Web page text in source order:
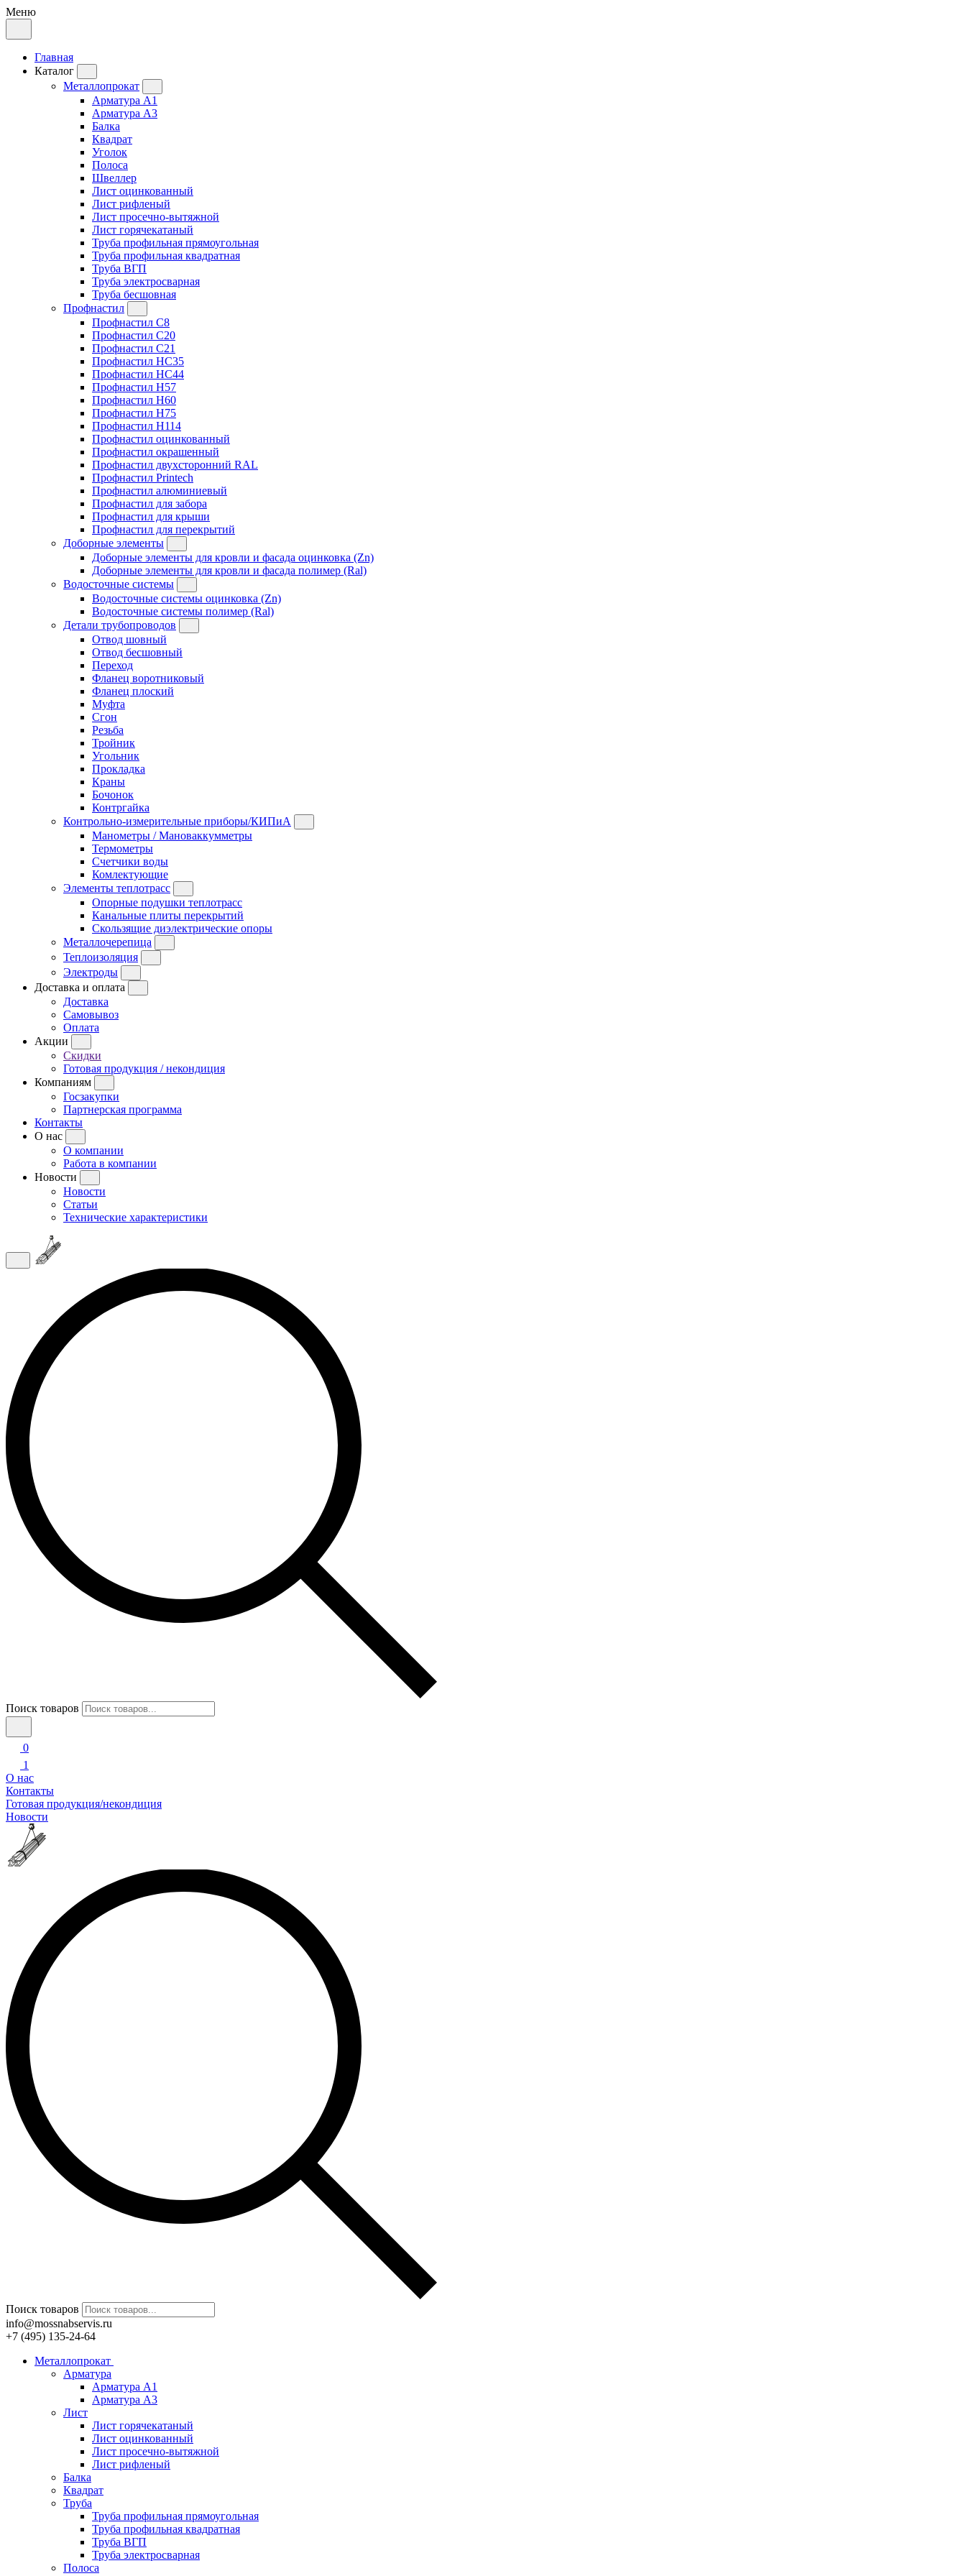
Меню
Главная
Каталог
Металлопрокат
Арматура А1
Арматура А3
Балка
Квадрат
Уголок
Полоса
Швеллер
Лист оцинкованный
Лист рифленый
Лист просечно-вытяжной
Лист горячекатаный
Труба профильная прямоугольная
Труба профильная квадратная
Труба ВГП
Труба электросварная
Труба бесшовная
Профнастил
Профнастил C8
Профнастил C20
Профнастил C21
Профнастил HC35
Профнастил HC44
Профнастил H57
Профнастил H60
Профнастил H75
Профнастил H114
Профнастил оцинкованный
Профнастил окрашенный
Профнастил двухсторонний RAL
Профнастил Printech
Профнастил алюминиевый
Профнастил для забора
Профнастил для крыши
Профнастил для перекрытий
Доборные элементы
Доборные элементы для кровли и фасада оцинковка (Zn)
Доборные элементы для кровли и фасада полимер (Ral)
Водосточные системы
Водосточные системы оцинковка (Zn)
Водосточные системы полимер (Ral)
Детали трубопроводов
Отвод шовный
Отвод бесшовный
Переход
Фланец воротниковый
Фланец плоский
Муфта
Сгон
Резьба
Тройник
Угольник
Прокладка
Краны
Бочонок
Контргайка
Контрольно-измерительные приборы/КИПиА
Манометры / Мановаккумметры
Термометры
Счетчики воды
Комлектующие
Элементы теплотрасс
Опорные подушки теплотрасс
Канальные плиты перекрытий
Скользящие диэлектрические опоры
Металлочерепица
Теплоизоляция
Электроды
Доставка и оплата
Доставка
Самовывоз
Оплата
Акции
Скидки
Готовая продукция / некондиция
Компаниям
Госзакупки
Партнерская программа
Контакты
О нас
О компании
Работа в компании
Новости
Новости
Статьи
Технические характеристики
Поиск товаров
0
1
О нас
Контакты
Готовая продукция/некондиция
Новости
Поиск товаров
info@mossnabservis.ru
+7 (495) 135-24-64
Металлопрокат
Арматура
Арматура А1
Арматура А3
Лист
Лист горячекатаный
Лист оцинкованный
Лист просечно-вытяжной
Лист рифленый
Балка
Квадрат
Труба
Труба профильная прямоугольная
Труба профильная квадратная
Труба ВГП
Труба электросварная
Полоса